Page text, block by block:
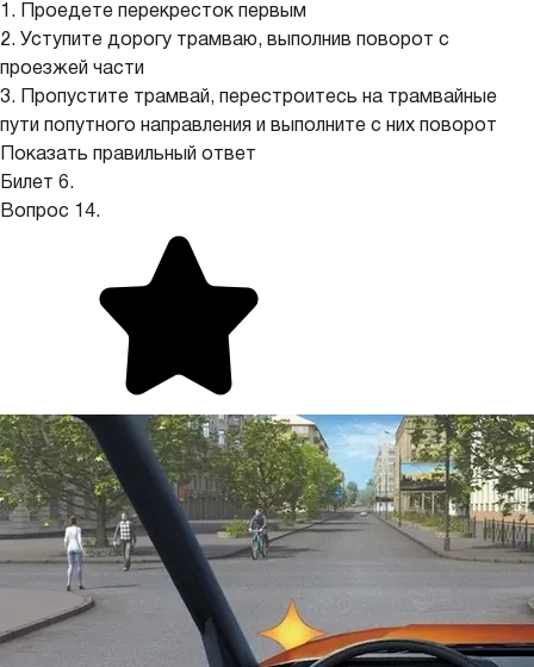
1. Проедете перекресток первым
2. Уступите дорогу трамваю, выполнив поворот с
проезжей части
3. Пропустите трамвай, перестроитесь на трамвайные
пути попутного направления и выполните с них поворот
Показать правильный ответ
Билет 6.
Вопрос 14.